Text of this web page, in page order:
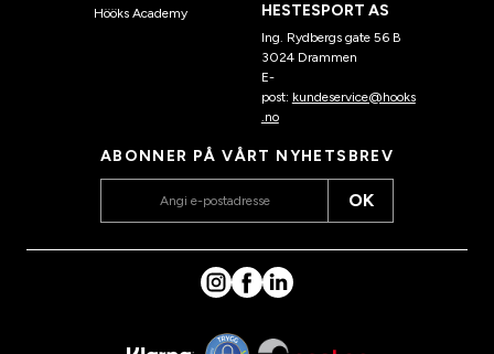
Hööks Academy
HESTESPORT AS
Ing. Rydbergs gate 56 B
3024 Drammen
E-
post: kundeservice@hooks
.no
ABONNER PÅ VÅRT NYHETSBREV
OK